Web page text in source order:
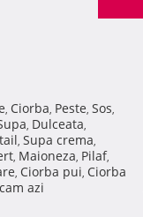
, Ciorba, Peste, Sos,
, Dulceata,
, Supa crema,
, Maioneza, Pilaf,
, Ciorba pui, Ciorba
azi